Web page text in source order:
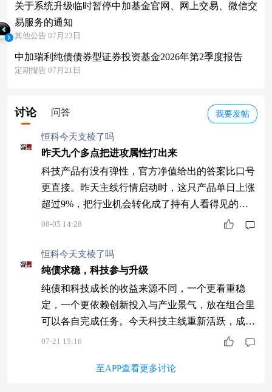
关于系统升级临时暂停中加基金官网、网上交易、微信交
易服务的通知
其他公告 07月23日
中加瑞利纯债债券型证券投资基金2026年第2季度报告
定期报告 07月21日
我要发帖
讨论 问答
恒科今天支棱了吗
昨天九个多点把进攻属性打出来
科技产品有没有弹性，官方净值给出的答案比口号
更直接。昨天主线行情启动时，这只产品单日上涨
超过9%，把行业机会转化成了持有人看得见的收
益，也让管理结果更有说服力。红土创新新兴产业
今年以来排名53/2302。想增强组合科技弹性的，
可以积极关注并配置。
08-05 14:28
恒科今天支棱了吗
纯债求稳，科技参与升级
纯债和科技成长的收益来源不同，一个更看重稳
定，一个更依赖创新投入与产业景气，放在组合里
可以各自完成任务。今天科技主线重新活跃，成长
部分的价值更加直观。像红土创新新兴产业混合A
想提高组合进攻性可以重点比较。
07-21 15:16
至APP查看更多讨论